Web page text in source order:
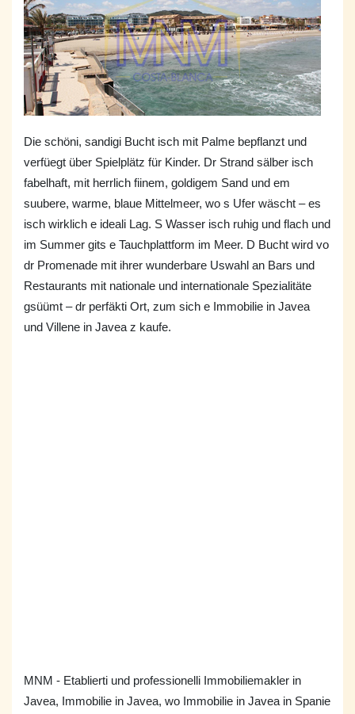
Die schöni, sandigi Bucht isch mit Palme bepflanzt und
verfüegt über Spielplätz für Kinder. Dr Strand sälber isch
fabelhaft, mit herrlich fiinem, goldigem Sand und em
suubere, warme, blaue Mittelmeer, wo s Ufer wäscht – es
isch wirklich e ideali Lag. S Wasser isch ruhig und flach und
im Summer gits e Tauchplattform im Meer. D Bucht wird vo
dr Promenade mit ihrer wunderbare Uswahl an Bars und
Restaurants mit nationale und internationale Spezialitäte
gsüümt – dr perfäkti Ort, zum sich e Immobilie in Javea
und Villene in Javea z kaufe.
MNM - Etablierti und professionelli Immobiliemakler in
Javea, Immobilie in Javea, wo Immobilie in Javea in Spanie